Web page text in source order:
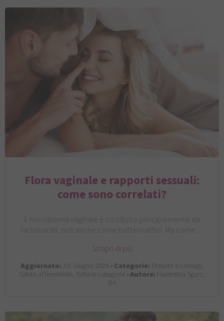
Flora vaginale e rapporti sessuali:
come sono correlati?
Il microbioma vaginale è costituito principalmente da
lactobacilli, noti anche come batteri lattici. Ma come…
Scopri di più
Aggiornato: 23. Giugno 2026 •Categorie: Disturbi e consigli,
Salute al femminile, Tutte le categorie •Autore: Florentina Sgarz,
BA